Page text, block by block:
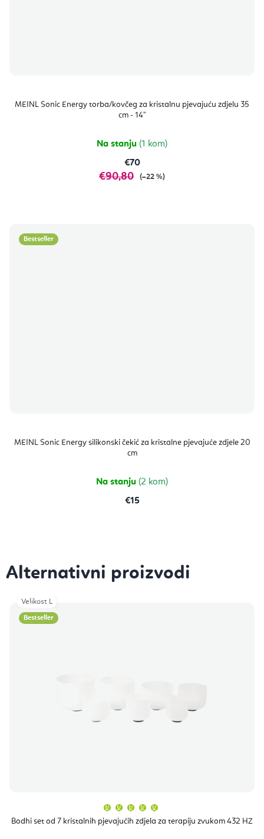
MEINL Sonic Energy torba/kovčeg za kristalnu pjevajuću zdjelu 35
cm - 14"
Na stanju (1 kom)
€70
€90,80 (–22 %)
Bestseller
MEINL Sonic Energy silikonski čekić za kristalne pjevajuće zdjele 20
cm
Na stanju (2 kom)
€15
Bestseller
Bodhi set od 7 kristalnih pjevajućih zdjela za terapiju zvukom 432 HZ
proizvoda
je
Velikost L